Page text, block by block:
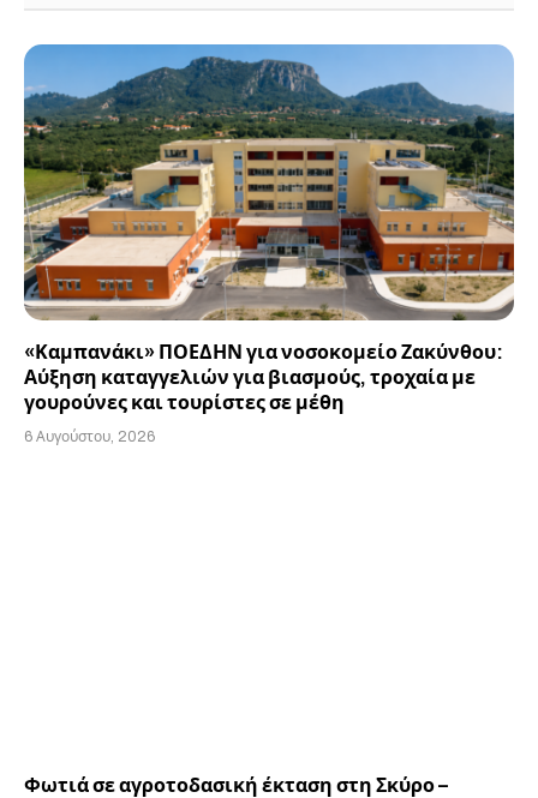
«Καμπανάκι» ΠΟΕΔΗΝ για νοσοκομείο Ζακύνθου:
Αύξηση καταγγελιών για βιασμούς, τροχαία με
γουρούνες και τουρίστες σε μέθη
6 Αυγούστου, 2026
Φωτιά σε αγροτοδασική έκταση στη Σκύρο –